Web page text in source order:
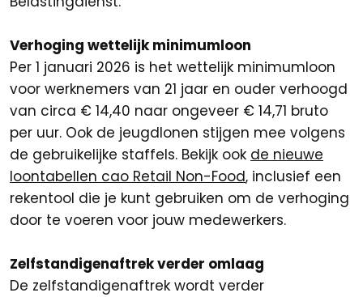
Verhoging wettelijk minimumloon
Per 1 januari 2026 is het wettelijk minimumloon
voor werknemers van 21 jaar en ouder verhoogd
van circa € 14,40 naar ongeveer € 14,71 bruto
per uur. Ook de jeugdlonen stijgen mee volgens
de gebruikelijke staffels. Bekijk ook de nieuwe
loontabellen cao Retail Non-Food, inclusief een
rekentool die je kunt gebruiken om de verhoging
door te voeren voor jouw medewerkers.
Zelfstandigenaftrek verder omlaag
De zelfstandigenaftrek wordt verder